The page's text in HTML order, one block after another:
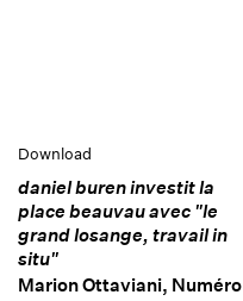
Download
daniel buren investit la
place beauvau avec "le
grand losange, travail in
situ"
Marion Ottaviani, Numéro